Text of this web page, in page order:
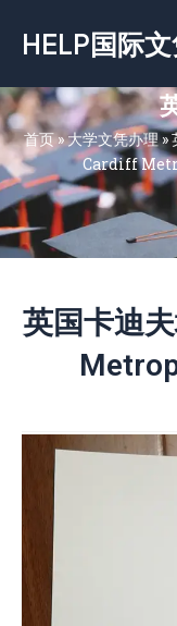
容
HELP国际
首页»大学文凭办理»
Cardiff
英国卡迪